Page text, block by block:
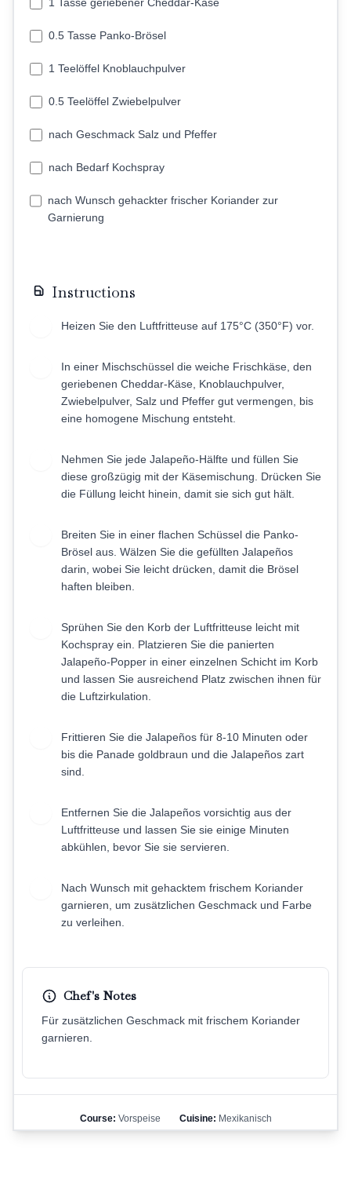
0.5 Tasse Panko-Brösel
1 Teelöffel Knoblauchpulver
0.5 Teelöffel Zwiebelpulver
nach Geschmack Salz und Pfeffer
nach Bedarf Kochspray
nach Wunsch gehackter frischer Koriander zur
Garnierung
Instructions
Heizen Sie den Luftfritteuse auf 175°C (350°F) vor.
In einer Mischschüssel die weiche Frischkäse, den
geriebenen Cheddar-Käse, Knoblauchpulver,
Zwiebelpulver, Salz und Pfeffer gut vermengen, bis
eine homogene Mischung entsteht.
Nehmen Sie jede Jalapeño-Hälfte und füllen Sie
diese großzügig mit der Käsemischung. Drücken Sie
die Füllung leicht hinein, damit sie sich gut hält.
Breiten Sie in einer flachen Schüssel die Panko-
Brösel aus. Wälzen Sie die gefüllten Jalapeños
darin, wobei Sie leicht drücken, damit die Brösel
haften bleiben.
Sprühen Sie den Korb der Luftfritteuse leicht mit
Kochspray ein. Platzieren Sie die panierten
Jalapeño-Popper in einer einzelnen Schicht im Korb
und lassen Sie ausreichend Platz zwischen ihnen für
die Luftzirkulation.
Frittieren Sie die Jalapeños für 8-10 Minuten oder
bis die Panade goldbraun und die Jalapeños zart
sind.
Entfernen Sie die Jalapeños vorsichtig aus der
Luftfritteuse und lassen Sie sie einige Minuten
abkühlen, bevor Sie sie servieren.
Nach Wunsch mit gehacktem frischem Koriander
garnieren, um zusätzlichen Geschmack und Farbe
zu verleihen.
Chef's Notes
Für zusätzlichen Geschmack mit frischem Koriander
garnieren.
Course: Vorspeise Cuisine: Mexikanisch